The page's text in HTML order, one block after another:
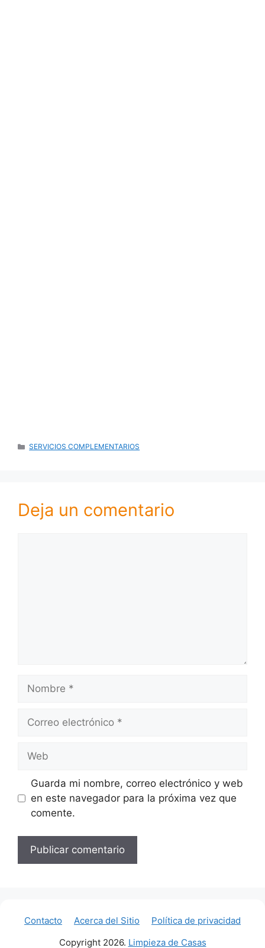
CATEGORÍAS
SERVICIOS COMPLEMENTARIOS
Deja un comentario
Nombre
Correo
Web
Guarda mi nombre, correo electrónico y web
en este navegador para la próxima vez que
comente.
Contacto Acerca del Sitio
Política de privacidad
Copyright 2026. Limpieza de Casas